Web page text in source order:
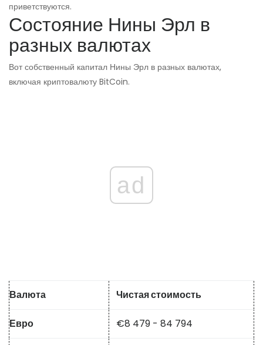
приветствуются.
Состояние Нины Эрл в
разных валютах
Вот собственный капитал Нины Эрл в разных валютах,
включая криптовалюту BitCoin.
ad
Валюта Чистая стоимость
Евро €8 479 - 84 794